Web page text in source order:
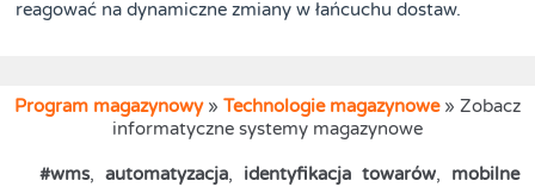
reagować na dynamiczne zmiany w łańcuchu dostaw.
Program magazynowy» Technologie magazynowe» Zobacz
informatyczne systemy magazynowe
#wms, automatyzacja, identyfikacja towarów, mobilne